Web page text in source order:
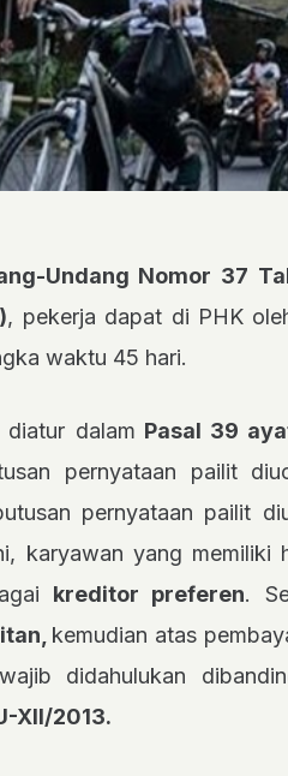
Undang Nomor 37
, pekerja dapat di PHK
waktu 45 hari.
dalam Pasal 39
pernyataan pailit
pernyataan pailit
karyawan yang memiliki
kreditor preferen.
kemudian atas
didahulukan
XII/2013.